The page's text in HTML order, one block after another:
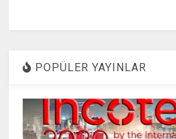
POPÜLER YAYINLAR